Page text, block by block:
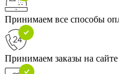
Принимаем все способы
Принимаем заказы на